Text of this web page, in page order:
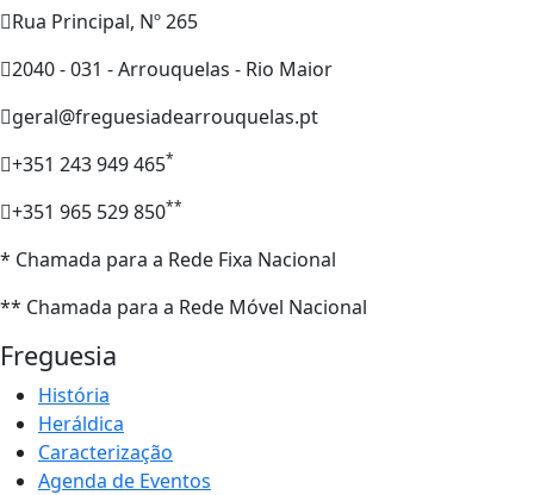
Rua Principal, Nº 265
2040 - 031 - Arrouquelas - Rio Maior
geral@freguesiadearrouquelas.pt
+351 243 949 465*
+351 965 529 850**
* Chamada para a Rede Fixa Nacional
** Chamada para a Rede Móvel Nacional
Freguesia
História
Heráldica
Caracterização
Agenda de Eventos